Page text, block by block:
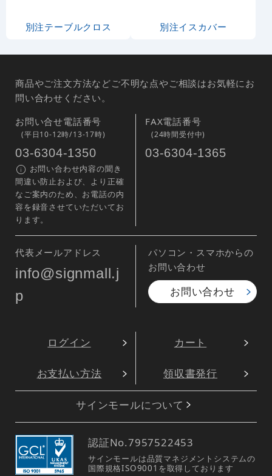
別注テーブルクロス 別注イスカバー
商品やご注文方法などご不明な点やご相談はお気軽にお
問い合わせください。
お問い合せ電話番号
(平日10-12時/13-17時)
03-6304-1350
お問い合わせ内容の聞き
間違い防止および、より正確
なご案内のため、お電話の内
容を録音させていただいてお
ります。
FAX電話番号
(24時間受付中)
03-6304-1365
代表メールアドレス
info@signmall.j
p
パソコン・スマホからの
お問い合わせ
お問い合わせ
ログイン カート
お支払い方法 領収書発行
サインモールについて
認証No.7957522453
サインモールは品質マネジメントシステムの
国際規格ISO9001を取得しております